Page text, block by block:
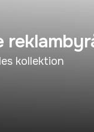
kollektion